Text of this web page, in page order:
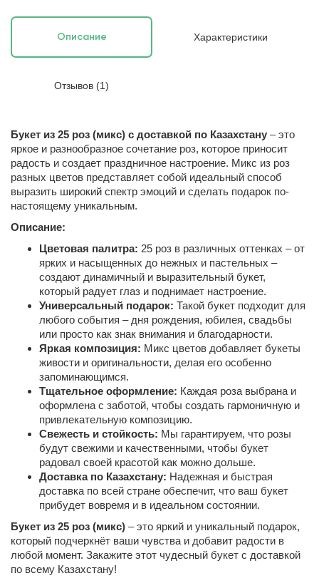
Описание Характеристики
Отзывов (1)
Букет из 25 роз (микс) с доставкой по Казахстану – это
яркое и разнообразное сочетание роз, которое приносит
радость и создает праздничное настроение. Микс из роз
разных цветов представляет собой идеальный способ
выразить широкий спектр эмоций и сделать подарок по-
настоящему уникальным.
Описание:
Цветовая палитра: 25 роз в различных оттенках – от
ярких и насыщенных до нежных и пастельных –
создают динамичный и выразительный букет,
который радует глаз и поднимает настроение.
Универсальный подарок: Такой букет подходит для
любого события – дня рождения, юбилея, свадьбы
или просто как знак внимания и благодарности.
Яркая композиция: Микс цветов добавляет букеты
живости и оригинальности, делая его особенно
запоминающимся.
Тщательное оформление: Каждая роза выбрана и
оформлена с заботой, чтобы создать гармоничную и
привлекательную композицию.
Свежесть и стойкость: Мы гарантируем, что розы
будут свежими и качественными, чтобы букет
радовал своей красотой как можно дольше.
Доставка по Казахстану: Надежная и быстрая
доставка по всей стране обеспечит, что ваш букет
прибудет вовремя и в идеальном состоянии.
Букет из 25 роз (микс) – это яркий и уникальный подарок,
который подчеркнёт ваши чувства и добавит радости в
любой момент. Закажите этот чудесный букет с доставкой
по всему Казахстану!